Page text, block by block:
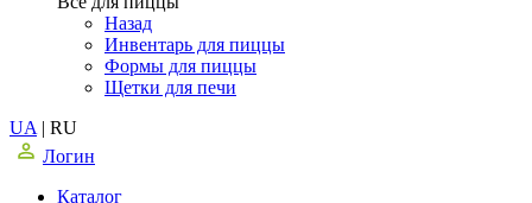
Назад
Инвентарь для пиццы
Формы для пиццы
Щетки для печи
UA | RU
Логин
Каталог